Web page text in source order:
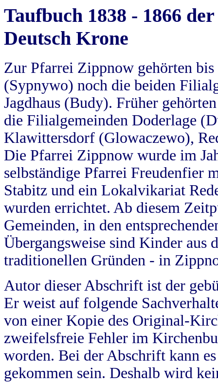
Taufbuch 1838 - 1866
Deutsch Krone
Zur Pfarrei Zippnow gehörten
(Sypnywo) noch die beiden
Jagdhaus (Budy). Früher
die Filialgemeinden Doderlage
Klawittersdorf (Glowaczewo),
Die Pfarrei Zippnow wurde im
selbständige Pfarrei Freudenfier
Stabitz und ein Lokalvikariat
wurden errichtet. Ab diesem
Gemeinden, in den
Übergangsweise sind Kinder aus
traditionellen Gründen - in
Autor dieser Abschrift ist der
Er weist auf folgende
von einer Kopie des Original-
zweifelsfreie Fehler im
worden. Bei der Abschrift kann
gekommen sein. Deshalb wird